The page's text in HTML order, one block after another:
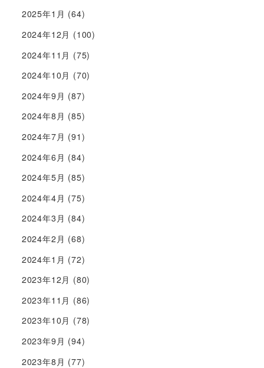
2025年1月 (64)
2024年12月 (100)
2024年11月 (75)
2024年10月 (70)
2024年9月 (87)
2024年8月 (85)
2024年7月 (91)
2024年6月 (84)
2024年5月 (85)
2024年4月 (75)
2024年3月 (84)
2024年2月 (68)
2024年1月 (72)
2023年12月 (80)
2023年11月 (86)
2023年10月 (78)
2023年9月 (94)
2023年8月 (77)